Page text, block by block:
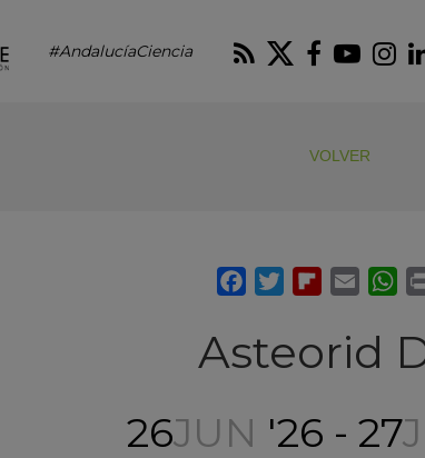
#AndalucíaCiencia RSS Twitter
VOLVER
Asteorid
26JUN '26 - 27